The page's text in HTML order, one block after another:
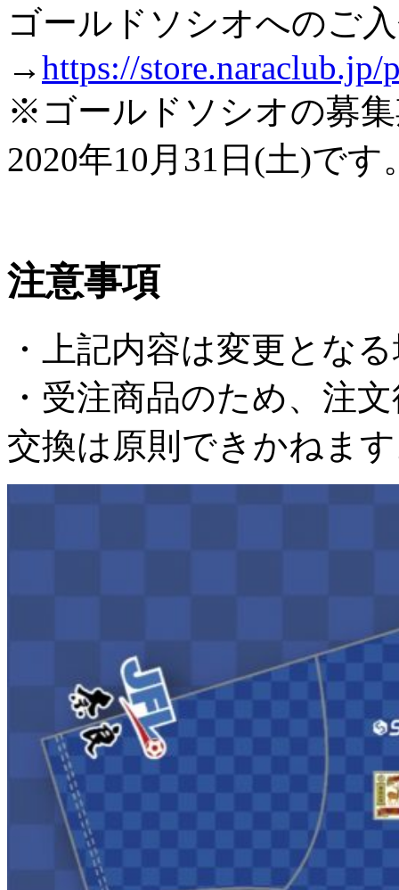
ゴールドソシオへのご
→https://store.naraclub.jp/
※ゴールドソシオの募集
2020年10月31日(土)です
注意事項
・上記内容は変更とな
・受注商品のため、注
交換は原則できかねま